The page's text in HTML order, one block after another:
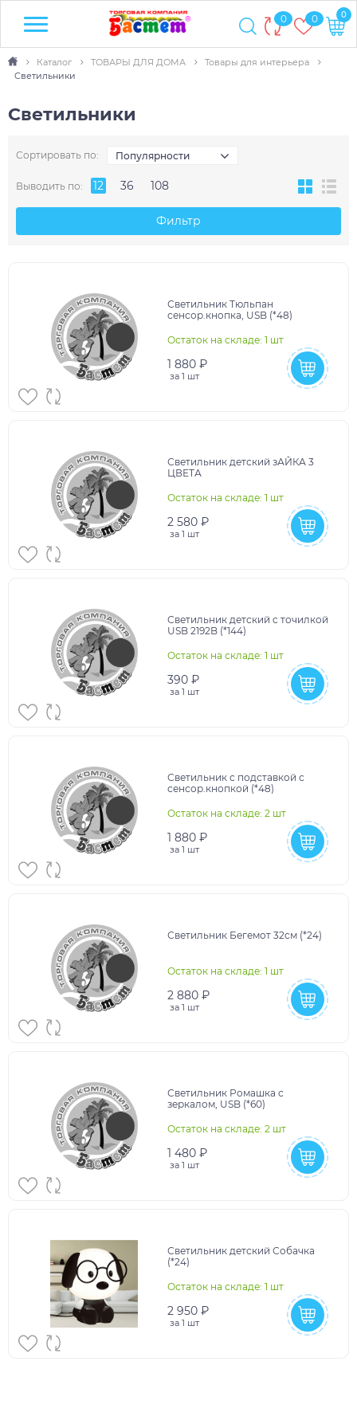
0 0 0
Каталог ТОВАРЫ ДЛЯ ДОМА
Товары для интерьера
Светильники
Светильники
Сортировать по: Популярности
Выводить по: 12 36 108
Фильтр
Светильник Тюльпан
сенсор.кнопка, USB (*48)
Остаток на складе: 1 шт
1 880 ₽
за 1 шт
Светильник детский зАЙКА 3
ЦВЕТА
Остаток на складе: 1 шт
2 580 ₽
за 1 шт
Светильник детский c точилкой
USB 2192B (*144)
Остаток на складе: 1 шт
390 ₽
за 1 шт
Светильник с подставкой с
сенсор.кнопкой (*48)
Остаток на складе: 2 шт
1 880 ₽
за 1 шт
Светильник Бегемот 32см (*24)
Остаток на складе: 1 шт
2 880 ₽
за 1 шт
Светильник Ромашка с
зеркалом, USB (*60)
Остаток на складе: 2 шт
1 480 ₽
за 1 шт
Светильник детский Собачка
(*24)
Остаток на складе: 1 шт
2 950 ₽
за 1 шт